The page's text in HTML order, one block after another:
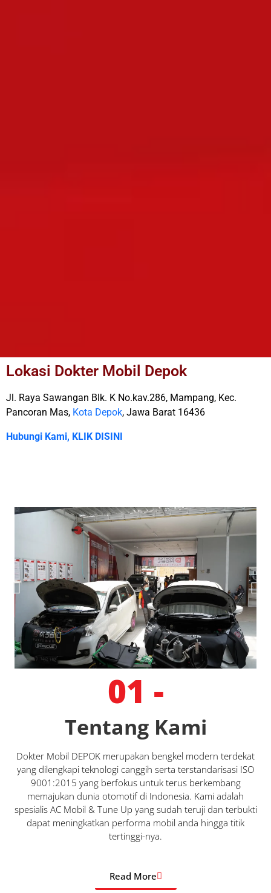
Lokasi Dokter Mobil Depok
Jl. Raya Sawangan Blk. K No.kav.286, Mampang, Kec.
Pancoran Mas, Kota Depok, Jawa Barat 16436
Hubungi Kami, KLIK DISINI
01 -
Tentang Kami
Dokter Mobil DEPOK merupakan bengkel modern terdekat
yang dilengkapi teknologi canggih serta terstandarisasi ISO
9001:2015 yang berfokus untuk terus berkembang
memajukan dunia otomotif di Indonesia. Kami adalah
spesialis AC Mobil & Tune Up yang sudah teruji dan terbukti
dapat meningkatkan performa mobil anda hingga titik
tertinggi-nya.
Read More